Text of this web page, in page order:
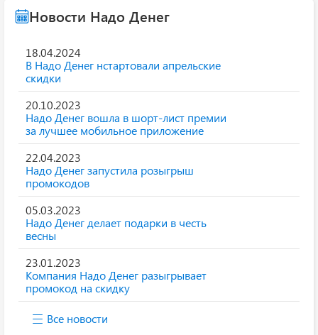
Новости Надо Денег
18.04.2024
В Надо Денег нстартовали апрельские
скидки
20.10.2023
Надо Денег вошла в шорт-лист премии
за лучшее мобильное приложение
22.04.2023
Надо Денег запустила розыгрыш
промокодов
05.03.2023
Надо Денег делает подарки в честь
весны
23.01.2023
Компания Надо Денег разыгрывает
промокод на скидку
Все новости